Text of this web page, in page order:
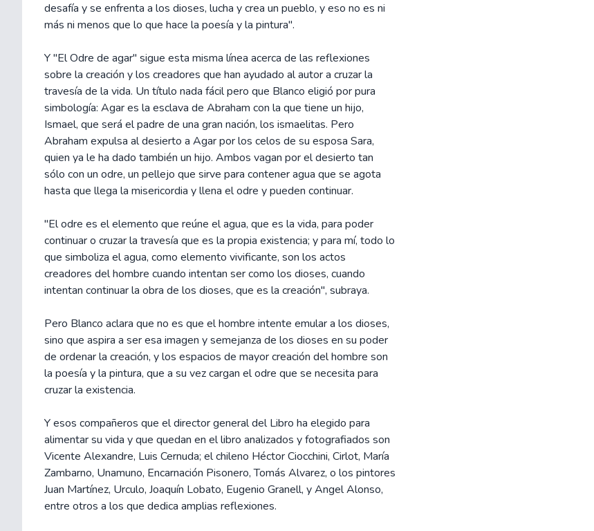
desafía y se enfrenta a los dioses, lucha y crea un pueblo, y eso no es ni
más ni menos que lo que hace la poesía y la pintura".
Y "El Odre de agar" sigue esta misma línea acerca de las reflexiones
sobre la creación y los creadores que han ayudado al autor a cruzar la
travesía de la vida. Un título nada fácil pero que Blanco eligió por pura
simbología: Agar es la esclava de Abraham con la que tiene un hijo,
Ismael, que será el padre de una gran nación, los ismaelitas. Pero
Abraham expulsa al desierto a Agar por los celos de su esposa Sara,
quien ya le ha dado también un hijo. Ambos vagan por el desierto tan
sólo con un odre, un pellejo que sirve para contener agua que se agota
hasta que llega la misericordia y llena el odre y pueden continuar.
"El odre es el elemento que reúne el agua, que es la vida, para poder
continuar o cruzar la travesía que es la propia existencia; y para mí, todo lo
que simboliza el agua, como elemento vivificante, son los actos
creadores del hombre cuando intentan ser como los dioses, cuando
intentan continuar la obra de los dioses, que es la creación", subraya.
Pero Blanco aclara que no es que el hombre intente emular a los dioses,
sino que aspira a ser esa imagen y semejanza de los dioses en su poder
de ordenar la creación, y los espacios de mayor creación del hombre son
la poesía y la pintura, que a su vez cargan el odre que se necesita para
cruzar la existencia.
Y esos compañeros que el director general del Libro ha elegido para
alimentar su vida y que quedan en el libro analizados y fotografiados son
Vicente Alexandre, Luis Cernuda; el chileno Héctor Ciocchini, Cirlot, María
Zambarno, Unamuno, Encarnación Pisonero, Tomás Alvarez, o los pintores
Juan Martínez, Urculo, Joaquín Lobato, Eugenio Granell, y Angel Alonso,
entre otros a los que dedica amplias reflexiones.